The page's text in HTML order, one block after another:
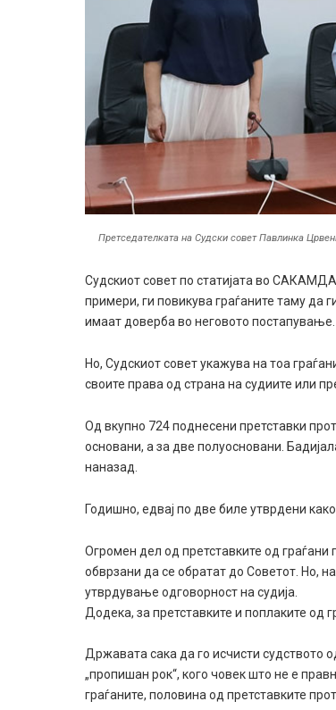
Претседателката на Судски совет Павлинка
Судскиот совет по статијата во
примери, ги повикува граѓаните таму да
имаат доверба во неговото постапување.
Но, Судскиот совет укажува на тоа
своите права од страна на судиите или
Од вкупно 724 поднесени претставки
основани, а за две полуосновани.
наназад.
Годишно, едвај по две биле утврдени
Огромен дел од претставките од граѓани
обврзани да се обратат до Советот. Но,
утврдување одговорност на судија.
Додека, за претставките и поплаките од
Државата сака да го исчисти судството
„пропишан рок“, кого човек што не е
граѓаните, половина од претставките